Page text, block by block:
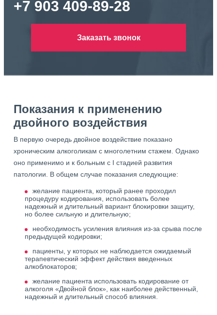
+7 903 409-89-28
Заказать звонок
Показания к применению
двойного воздействия
В первую очередь двойное воздействие показано
хроническим алкоголикам с многолетним стажем. Однако
оно применимо и к больным с I стадией развития
патологии. В общем случае показания следующие:
желание пациента, который ранее проходил
процедуру кодирования, использовать более
надежный и длительный вариант блокировки защиту,
но более сильную и длительную;
необходимость усиления влияния из-за срыва после
предыдущей кодировки;
пациенты, у которых не наблюдается ожидаемый
терапевтический эффект действия введенных
алкоблокаторов;
желание пациента использовать кодирование от
алкоголя «Двойной блок», как наиболее действенный,
надежный и длительный способ влияния.